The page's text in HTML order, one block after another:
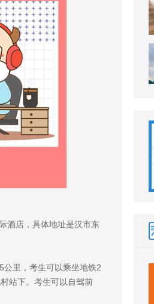
酒店，具体地址是汉市东
里，考生可以乘坐地铁2
站下。考生可以自驾前